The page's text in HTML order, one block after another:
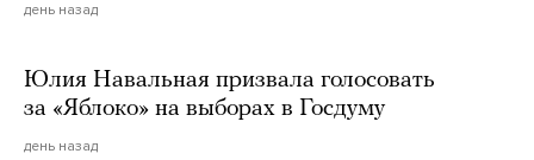
день назад
Юлия Навальная призвала голосовать
за «Яблоко» на выборах в Госдуму
день назад